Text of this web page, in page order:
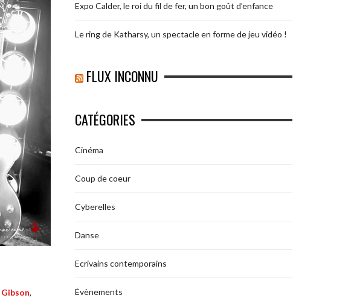
Gibson,
Expo Calder, le roi du fil de fer, un bon goût d’enfance
Le ring de Katharsy, un spectacle en forme de jeu vidéo !
FLUX INCONNU
CATÉGORIES
Cinéma
Coup de coeur
Cyberelles
Danse
Ecrivains contemporains
Évènements